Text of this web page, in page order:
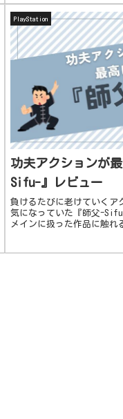
PlayStation
功夫アクションが
Sifu-』レビュー
負けるたびに老けていくア
気になっていた『師父-
メインに扱った作品に触れ